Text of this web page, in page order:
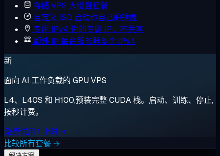
存储 VPS 大磁盘套餐
自定义 ISO 启动你自己的镜像
专用 IPv4 你的专属 IP，不共享
额外 IP 每台服务器多个 IPv4
新
面向 AI 工作负载的 GPU VPS
L4、L40S 和 H100,预装完整 CUDA 栈。启动、训练、停止,
按秒计费。
免费试用 1 小时 →
比较所有套餐 →